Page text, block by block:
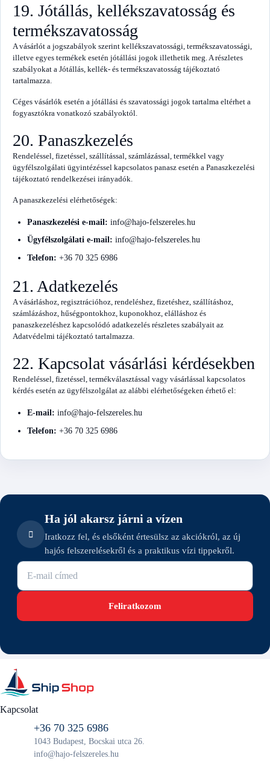
19. Jótállás, kellékszavatosság és
termékszavatosság
A vásárlót a jogszabályok szerint kellékszavatossági, termékszavatossági,
illetve egyes termékek esetén jótállási jogok illethetik meg. A részletes
szabályokat a Jótállás, kellék- és termékszavatosság tájékoztató
tartalmazza.
Céges vásárlók esetén a jótállási és szavatossági jogok tartalma eltérhet a
fogyasztókra vonatkozó szabályoktól.
20. Panaszkezelés
Rendeléssel, fizetéssel, szállítással, számlázással, termékkel vagy
ügyfélszolgálati ügyintézéssel kapcsolatos panasz esetén a Panaszkezelési
tájékoztató rendelkezései irányadók.
A panaszkezelési elérhetőségek:
Panaszkezelési e-mail: info@hajo-felszereles.hu
Ügyfélszolgálati e-mail: info@hajo-felszereles.hu
Telefon: +36 70 325 6986
21. Adatkezelés
A vásárláshoz, regisztrációhoz, rendeléshez, fizetéshez, szállításhoz,
számlázáshoz, hűségpontokhoz, kuponokhoz, elálláshoz és
panaszkezeléshez kapcsolódó adatkezelés részletes szabályait az
Adatvédelmi tájékoztató tartalmazza.
22. Kapcsolat vásárlási kérdésekben
Rendeléssel, fizetéssel, termékválasztással vagy vásárlással kapcsolatos
kérdés esetén az ügyfélszolgálat az alábbi elérhetőségeken érhető el:
E-mail: info@hajo-felszereles.hu
Telefon: +36 70 325 6986
Ha jól akarsz járni a vízen
Iratkozz fel, és elsőként értesülsz az akciókról, az új
hajós felszerelésekről és a praktikus vízi tippekről.
E-mail cím
Feliratkozom
Kapcsolat
+36 70 325 6986
1043 Budapest, Bocskai utca 26.
info@hajo-felszereles.hu